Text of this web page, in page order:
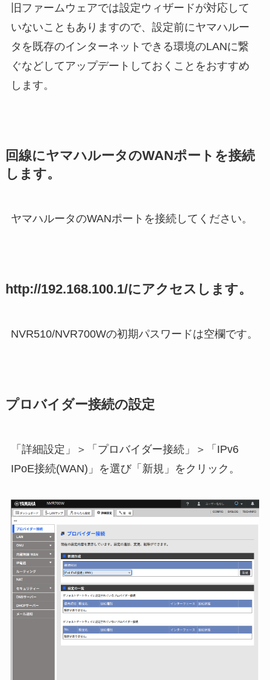
旧ファームウェアでは設定ウィザードが対応して
いないこともありますので、設定前にヤマハルー
タを既存のインターネットできる環境のLANに繋
ぐなどしてアップデートしておくことをおすすめ
します。
回線にヤマハルータのWANポートを接続
します。
ヤマハルータのWANポートを接続してください。
http://192.168.100.1/にアクセスします。
NVR510/NVR700Wの初期パスワードは空欄です。
プロバイダー接続の設定
「詳細設定」＞「プロバイダー接続」＞「IPv6
IPoE接続(WAN)」を選び「新規」をクリック。